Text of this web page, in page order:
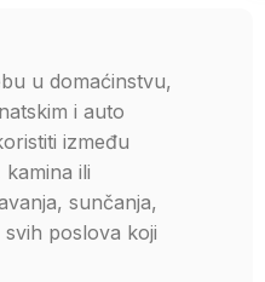
u domaćinstvu,
i auto
između
ili
sunčanja,
poslova koji